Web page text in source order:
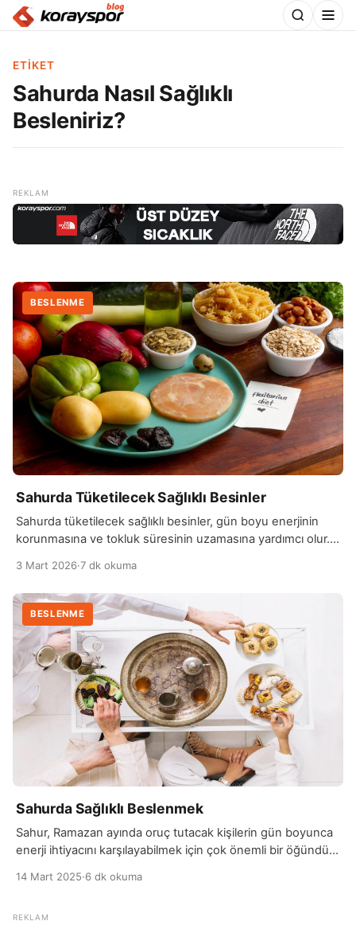
ETIKET
Sahurda Nasıl Sağlıklı
Besleniriz?
BESLENME
Sahurda Tüketilecek Sağlıklı Besinler
Sahurda tüketilecek sağlıklı besinler, gün boyu enerjinin
korunmasına ve tokluk süresinin uzamasına yardımcı olur.
kalması için kompleks karbonhidratlar tercih edilmelidir. Tam
buğday ekmeği, yulaf ve tam tahıllı ürünler sindirimi
yavaşlatarak daha uzun süre tok kalmayı sağlar. Bu besinler
ani acıkma ve halsizlik hissini azaltır. Protein içeriği yüksek
[…]
3 Mart 2026·7 dk okuma
BESLENME
Sahurda Sağlıklı Beslenmek
Sahur, Ramazan ayında oruç tutacak kişilerin gün boyunca
enerji ihtiyacını karşılayabilmek için çok önemli bir öğündür.
sağlar ve gün boyunca açlık, halsizlik ve susuzluk gibi
özellikle protein, kompleks karbonhidratlar, sağlıklı yağlar ve
14 Mart 2025·6 dk okuma